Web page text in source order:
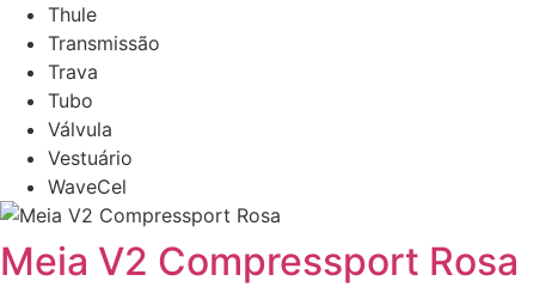
Thule
Transmissão
Trava
Tubo
Válvula
Vestuário
WaveCel
Meia V2 Compressport Rosa